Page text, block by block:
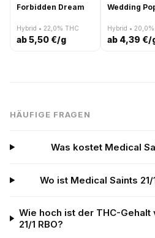
Forbidden Dream
Hybrid • 22,0% THC
ab 5,50 €/g
Wedding
Hybrid •
ab 4,39 €/
HÄUFIGE FRAGEN
Was kostet Medical
Wo ist Medical Saints 21/
Wie hoch ist der THC-Gehalt
21/1 RBO?